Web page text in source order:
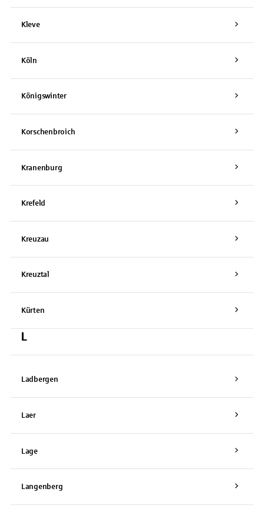
Kleve
Köln
Königswinter
Korschenbroich
Kranenburg
Krefeld
Kreuzau
Kreuztal
Kürten
L
Ladbergen
Laer
Lage
Langenberg